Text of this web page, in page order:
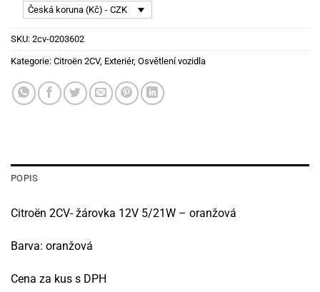
Česká koruna (Kč) - CZK
SKU: 2cv-0203602
Kategorie: Citroën 2CV, Exteriér, Osvětlení vozidla
POPIS
Citroën 2CV- žárovka 12V 5/21W – oranžová
Barva: oranžová
Cena za kus s DPH